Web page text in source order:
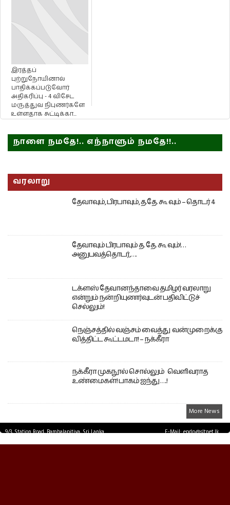
இரத்தப்
புற்றுநோயினால்
பாதிக்கப்படுவோர்
அதிகரிப்பு - 4 விசேட
மருத்துவ நிபுணர்களே
உள்ளதாக சுட்டிக்கா...
நாளை நமதே!.. எந்நாளும் நமதே!!..
வரலாறு
தேவாவும், பிரபாவும், த.தே. கூ வும் – தொடர் 4
தேவாவும் பிரபாவும் த. தே. கூ வும்!…
அனுபவத்தொடர்,….
டக்ளஸ் தேவானந்தாவை தமிழர் வரலாறு
என்றும் நன்றியுணர்வுடன் பதிவிட்டுச்
செல்லும்!
நெஞ்சத்தில் வஞ்சம் வைத்து வன்முறைக்கு
வித்திட்ட கூட்டமடா! – நக்கீரா
நக்கீரா முகநூல் சொல்லும் வெளிவராத
உண்மைகள்! பாகம் ஐந்து ….!
More News
9/3, Station Road, Bambalapitiya, Sri Lanka.
E-Mail: epdp@sltnet.lk